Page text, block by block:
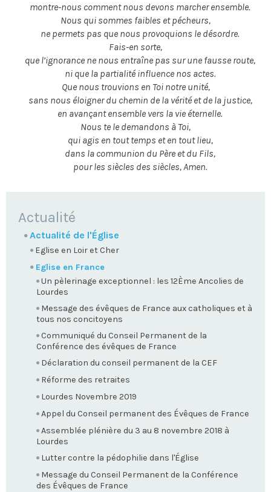
montre-nous comment nous devons marcher ensemble.
Nous qui sommes faibles et pécheurs,
ne permets pas que nous provoquions le désordre.
Fais-en sorte,
que l’ignorance ne nous entraîne pas sur une fausse route,
ni que la partialité influence nos actes.
Que nous trouvions en Toi notre unité,
sans nous éloigner du chemin de la vérité et de la justice,
en avançant ensemble vers la vie éternelle.
Nous te le demandons à Toi,
qui agis en tout temps et en tout lieu,
dans la communion du Père et du Fils,
pour les siècles des siècles, Amen.
NAVIGATION
Actualité
Actualité de l'Église
Eglise en Loir et Cher
Eglise en France
Un pèlerinage exceptionnel : les 12Ème Ancolies de
Lourdes
Message des évêques de France aux catholiques et à
tous nos concitoyens
Communiqué du Conseil Permanent de la
Conférence des évêques de France
Déclaration du conseil permanent de la CEF
Réforme des retraites
Lourdes Novembre 2019
Appel du Conseil permanent des Évêques de France
Assemblée plénière du 3 au 8 novembre 2018 à
Lourdes
Lutter contre la pédophilie dans l'Église
Message du Conseil Permanent de la Conférence
des Évêques de France